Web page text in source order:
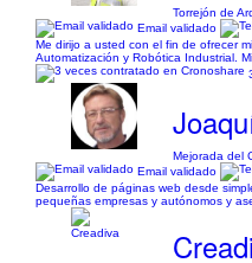
Torrejón de
Email validado
Me dirijo a usted con el fin de ofrecer
Automatización y Robótica Industrial.
Mejorada del
Email validado
Desarrollo de páginas web desde
pequeñas empresas y autónomos y